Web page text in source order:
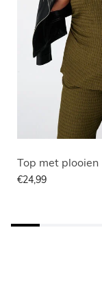
Top met plooien
€24,99